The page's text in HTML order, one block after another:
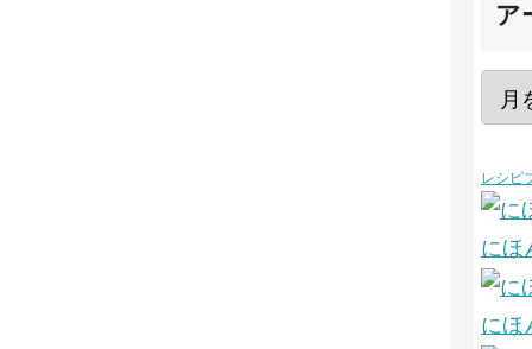
ア
レシピ
にほ
にほ